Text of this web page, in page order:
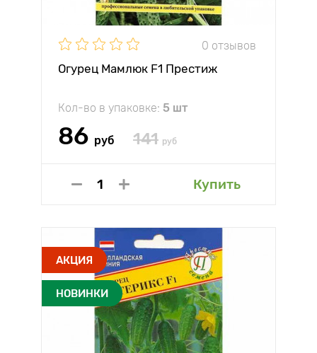
0 отзывов
Огурец Мамлюк F1 Престиж
Кол-во в упаковке: 5 шт
86 руб 141 руб
Купить
АКЦИЯ
НОВИНКИ